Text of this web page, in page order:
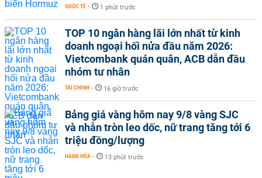
QUỐC TẾ - 1 phút trước
TOP 10 ngân hàng lãi lớn nhất từ kinh
doanh ngoại hối nửa đầu năm 2026:
Vietcombank quán quân, ACB dẫn đầu
nhóm tư nhân
TÀI CHÍNH - 16 giờ trước
Bảng giá vàng hôm nay 9/8 vàng SJC
và nhẫn tròn leo dốc, nữ trang tăng tới 6
triệu đồng/lượng
HÀNG HÓA - 13 phút trước